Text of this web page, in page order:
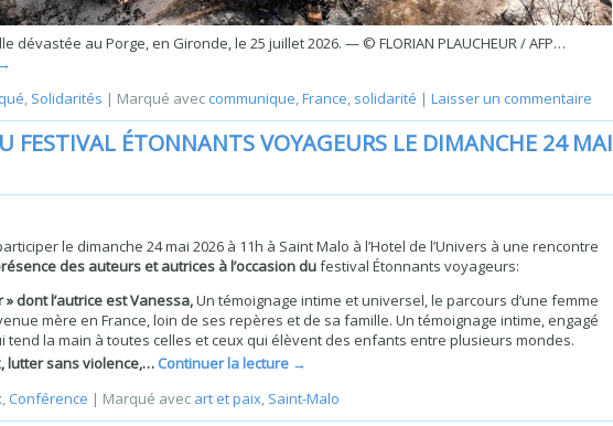
dévastée au Porge, en Gironde, le 25 juillet 2026. — © FLORIAN PLAUCHEUR / AFP…
→
Solidarités | Marqué avec communique France solidarité | Laisser un commentaire
FESTIVAL ÉTONNANTS VOYAGEURS LE DIMANCHE 24 MAI
le dimanche 24 mai 2026 à 11h à Saint Malo à l’Hotel de l’Univers à une rencontre
des auteurs et autrices à l’occasion dufestival Étonnants voyageurs:
» dont l’autrice est Vanessa,Un témoignage intime et universel, le parcours d’une femme
mère en France, loin de ses repères et de sa famille. Un témoignage intime, engagé
tend la main à toutes celles et ceux qui élèvent des enfants entre plusieurs mondes.
lutter sans violence,… Continuer la lecture →
Conférence | Marqué avec art et paix Saint-Malo